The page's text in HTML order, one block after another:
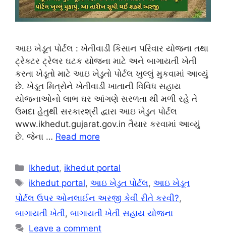
આઇ ખેડૂત પોર્ટલ : ખેતીવાડી કિસાન પરિવાર યોજના તથા
ટ્રેક્ટર ટ્રેલર ઘટક યોજના માટે અને બાગાયતી ખેતી
કરતા ખેડૂતો માટે આઇ ખેડુતો પોર્ટલ ખુલ્લું મુકવામાં આવ્યું
છે. ખેડૂત મિત્રોને ખેતીવાડી ખાતાની વિવિધ સહાય
યોજનાઓનો લાભ ઘર આંગણે સરળતા થી મળી રહે તે
ઉમદા હેતુથી સરકારશ્રી દ્વારા આઇ ખેડુત પોર્ટલ
www.ikhedut.gujarat.gov.in તૈયાર કરવામાં આવ્યું
છે. જેના … Read more
Categories
Ikhedut, ikhedut portal
Tags
ikhedut portal,આઇ ખેડુત પોર્ટલ,આઇ ખેડૂત
પોર્ટલ ઉપર ઓનલાઈન અરજી કેવી રીતે કરવી?,
બાગાયતી ખેતી, બાગાયતી ખેતી સહાય યોજના
Leave a comment